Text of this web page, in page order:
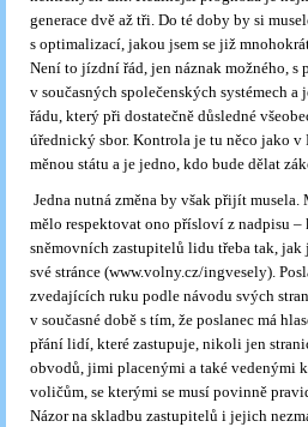
generace dvě až tři. Do té doby by si
s optimalizací, jakou jsem se již
Není to jízdní řád, jen náznak možného, s
v současných společenských systémech
řádu, který při dostatečně důsledné
úřednický sbor. Kontrola je tu něco jako
měnou státu a je jedno, kdo bude dělat
Jedna nutná změna by však přijít
mělo respektovat ono přísloví z nadpisu
sněmovních zastupitelů lidu třeba tak, jak
své stránce (www.volny.cz/ingvesely).
zvedajících ruku podle návodu svých
v současné době s tím, že poslanec má
přání lidí, které zastupuje, nikoli jen
obvodů, jimi placenými a také vedenými
voličům, se kterými se musí povinně
Názor na skladbu zastupitelů i jejich